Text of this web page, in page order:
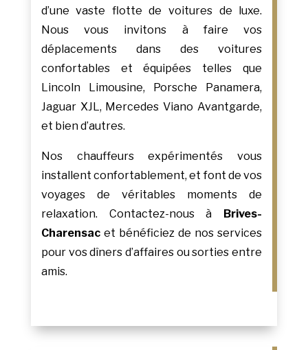
d’une vaste flotte de voitures de luxe.
Nous vous invitons à faire vos
déplacements dans des voitures
confortables et équipées telles que
Lincoln Limousine, Porsche Panamera,
Jaguar XJL, Mercedes Viano Avantgarde,
et bien d’autres.
Nos chauffeurs expérimentés vous
installent confortablement, et font de vos
voyages de véritables moments de
relaxation. Contactez-nous à Brives-
Charensacet bénéficiez de nos services
pour vos dîners d’affaires ou sorties entre
amis.